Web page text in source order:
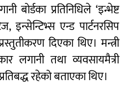
बोर्डका प्रतिनिधिले ‘इन्भेष्ट
इन्सेन्टिभ्स एन्ड पार्टनरसिप
दिएका थिए। मन्त्री
लगानी तथा व्यवसायमैत्री
रहेको बताएका थिए।